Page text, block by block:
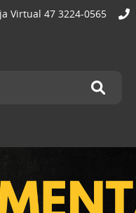
Virtual 47 3224-0565